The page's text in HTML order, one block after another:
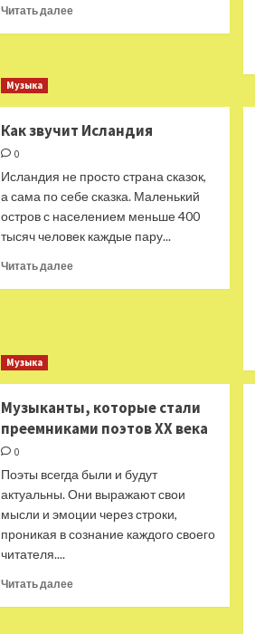
Читать далееПрочитать
групп
нулевых
Музыка
Как звучит Исландия
0
Исландия не просто страна сказок,
а сама по себе сказка. Маленький
остров с населением меньше 400
тысяч человек каждые пару...
Читать далееПрочитать
Музыка
Музыканты, которые стали
преемниками поэтов ХХ века
0
Поэты всегда были и будут
актуальны. Они выражают свои
мысли и эмоции через строки,
проникая в сознание каждого своего
читателя....
Читать далееПрочитать